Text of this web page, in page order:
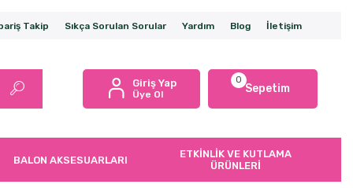
Takip Sıkça Sorulan Sorular Yardım Blog İletişim
Giriş Yap
Üye Ol
0
Sepetim
BALON AKSESUARLARI
ETKİNLİK VE KUTLAMA
ÜRÜNLERİ